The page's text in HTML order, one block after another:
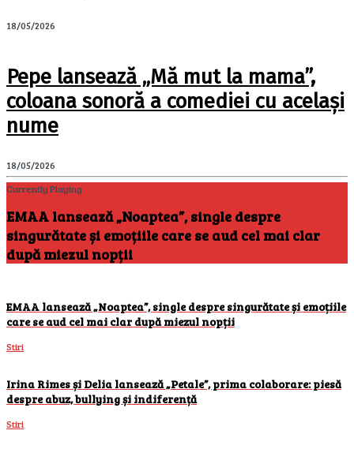
18/05/2026
Pepe lansează „Mă mut la mama”,
coloana sonoră a comediei cu același
nume
18/05/2026
Currently Playing
EMAA lansează „Noaptea”, single despre
singurătate și emoțiile care se aud cel mai clar
după miezul nopții
EMAA lansează „Noaptea”, single despre singurătate și emoțiile
care se aud cel mai clar după miezul nopții
Stiri
Irina Rimes și Delia lansează „Petale”, prima colaborare: piesă
despre abuz, bullying și indiferență
Stiri